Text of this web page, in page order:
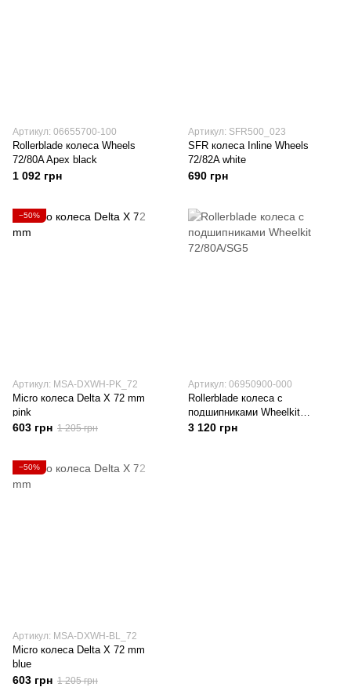
Артикул: 06655700-100
Rollerblade колеса Wheels
72/80A Apex black
1 092 грн
Артикул: SFR500_023
SFR колеса Inline Wheels
72/82A white
690 грн
−50%
Артикул: MSA-DXWH-PK_72
Micro колеса Delta X 72 mm
pink
603 грн 1 205 грн
Артикул: 06950900-000
Rollerblade колеса с
подшипниками Wheelkit
72/80A/SG5 natural
3 120 грн
−50%
Артикул: MSA-DXWH-BL_72
Micro колеса Delta X 72 mm
blue
603 грн 1 205 грн